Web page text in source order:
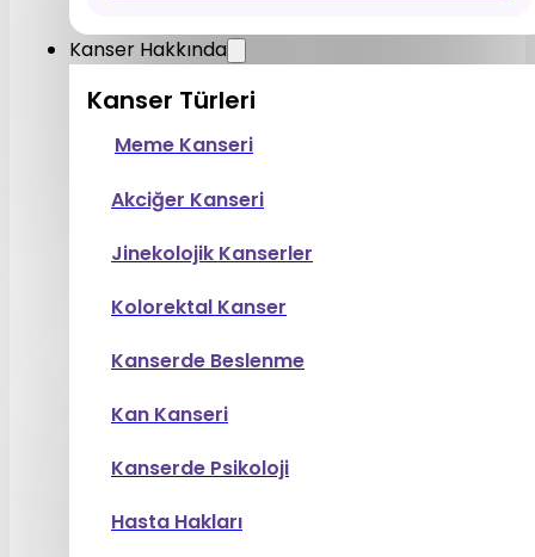
Kanser Hakkında
Kanser Türleri
Meme Kanseri
Akciğer Kanseri
Jinekolojik Kanserler
Kolorektal Kanser
Kanserde Beslenme
Kan Kanseri
Kanserde Psikoloji
Hasta Hakları